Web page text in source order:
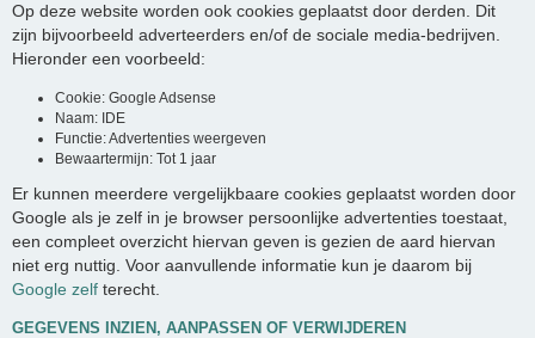
Op deze website worden ook cookies geplaatst door derden. Dit
zijn bijvoorbeeld adverteerders en/of de sociale media-bedrijven.
Hieronder een voorbeeld:
Cookie: Google Adsense
Naam: IDE
Functie: Advertenties weergeven
Bewaartermijn: Tot 1 jaar
Er kunnen meerdere vergelijkbaare cookies geplaatst worden door
Google als je zelf in je browser persoonlijke advertenties toestaat,
een compleet overzicht hiervan geven is gezien de aard hiervan
niet erg nuttig. Voor aanvullende informatie kun je daarom bij
Google zelf terecht.
GEGEVENS INZIEN, AANPASSEN OF VERWIJDEREN